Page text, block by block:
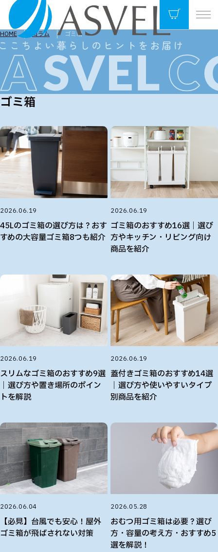
HOME コラム ゴミ箱
ゴミ箱
2026.06.19
45Lのゴミ箱の選び方は？おす
すめの大容量ゴミ箱8つも紹介
2026.06.19
ゴミ箱のおすすめ16選｜選び
方やキッチン・リビング向け
商品を紹介
2026.06.19
スリムなゴミ箱のおすすめ9選
｜選び方や置き場所のポイン
トを解説
2026.06.19
蓋付きゴミ箱のおすすめ14選
｜選び方や使いやすいタイプ
別商品を紹介
2026.06.04
【必見】台風でも安心！屋外
ゴミ箱が飛ばされない対策
2026.05.28
おむつ用ゴミ箱は必要？選び
方・容量の考え方・おすすめ5
選を解説！